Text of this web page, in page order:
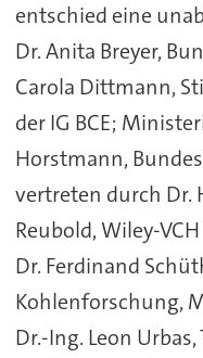
entschied eine
Dr. Anita Breyer,
Carola Dittmann,
der IG BCE;
Horstmann,
vertreten durch Dr.
Reubold, Wiley-
Dr. Ferdinand
Kohlenforschung,
Dr.-Ing. Leon